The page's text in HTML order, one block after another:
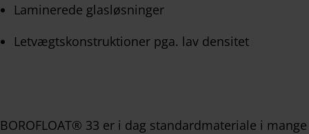
Laminerede glasløsninger
Letvægtskonstruktioner pga. lav densitet
BOROFLOAT® 33 er i dag standardmateriale i mange